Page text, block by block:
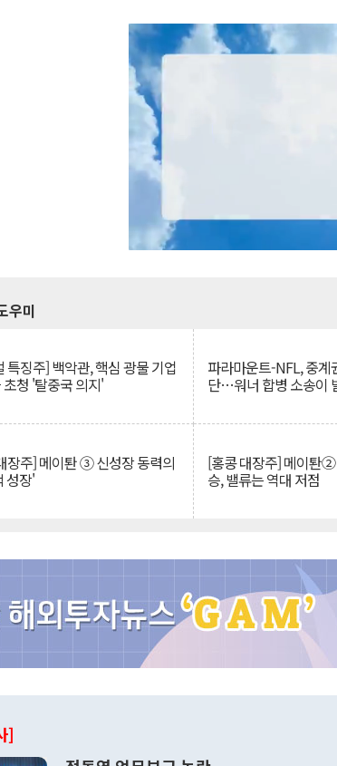
우미
특징주] 백악관, 핵심 광물 기업
초청 '탈중국 의지'
파라마운트-NFL, 중계
단…워너 합병 소송이
장주] 메이퇀 ③ 신성장 동력의
성장'
[홍콩 대장주] 메이퇀
승, 밸류는 역대 저점
]